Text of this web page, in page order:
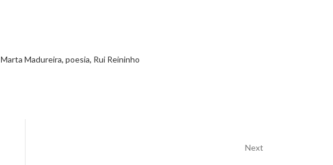
Marta Madureira, poesia, Rui Reininho
Next